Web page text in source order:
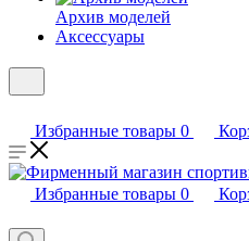
Архив моделей
Аксессуары
Избранные товары 0
Избранные товары 0